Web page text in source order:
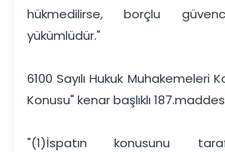
hükmedilirse, borçlu
yükümlüdür."
6100 Sayılı Hukuk Muhakemeleri
Konusu" kenar başlıklı
"(1)İspatın konusunu